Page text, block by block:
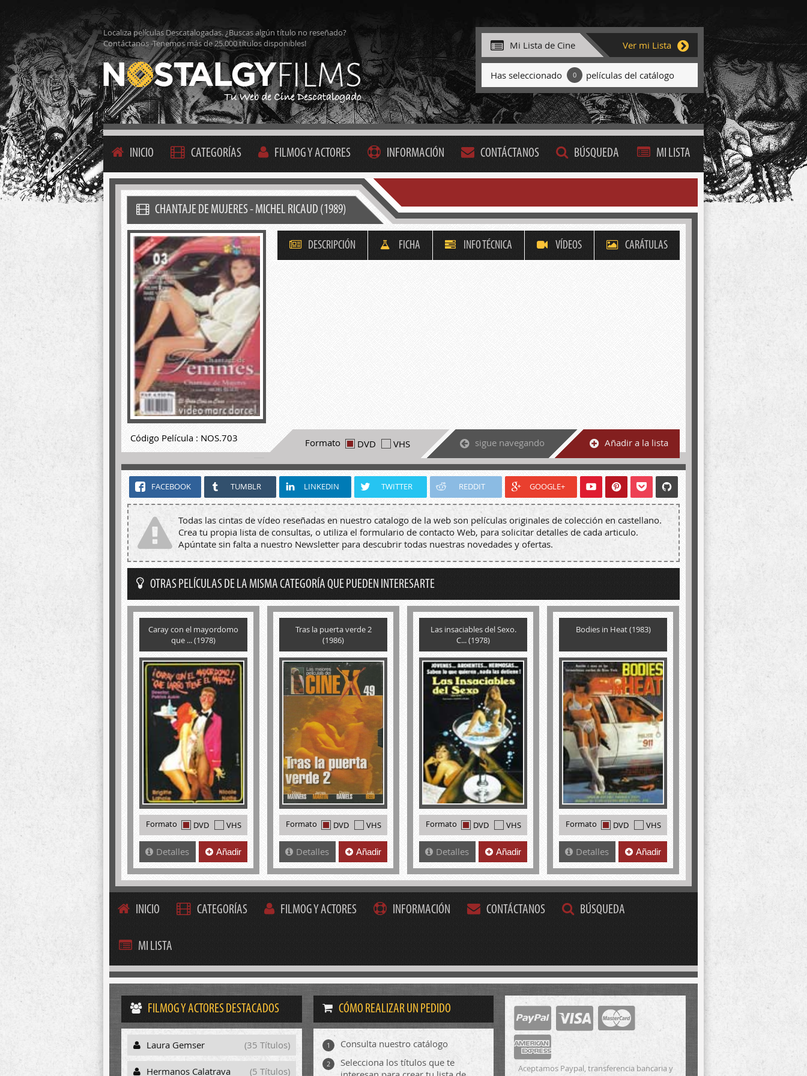
Localiza películas Descatalogadas. ¿Buscas algún título no reseñado?
Contáctanos -Tenemos más de 25.000 títulos disponibles!
Mi Lista de Cine Ver mi Lista
Has seleccionado 0 películas del catálogo
INICIO CATEGORÍAS FILMOG Y ACTORES INFORMACIÓN CONTÁCTANOS BÚSQUEDA MI LISTA
CHANTAJE DE MUJERES - MICHEL RICAUD (1989)
DESCRIPCIÓN FICHA INFO TÉCNICA VÍDEOS CARÁTULAS
Código Película : NOS.703 Formato DVD VHS sigue navegando Añadir a la lista
FACEBOOK TUMBLR LINKEDIN TWITTER REDDIT GOOGLE+
Todas las cintas de vídeo reseñadas en nuestro catalogo de la web son películas originales de colección en castellano.
Crea tu propia lista de consultas, o utiliza el formulario de contacto Web, para solicitar detalles de cada articulo.
Apúntate sin falta a nuestro Newsletter para descubrir todas nuestras novedades y ofertas.
OTRAS PELÍCULAS DE LA MISMA CATEGORÍA QUE PUEDEN INTERESARTE
Caray con el mayordomo
que ... (1978)
Formato DVD VHS
Detalles Añadir
Tras la puerta verde 2
(1986)
Formato DVD VHS
Detalles Añadir
Las insaciables del Sexo.
C... (1978)
Formato DVD VHS
Detalles Añadir
Bodies in Heat (1983)
Formato DVD VHS
Detalles Añadir
INICIO CATEGORÍAS FILMOG Y ACTORES INFORMACIÓN CONTÁCTANOS BÚSQUEDA
MI LISTA
FILMOG Y ACTORES DESTACADOS
Laura Gemser (35 Títulos)
Hermanos Calatrava (5 Títulos)
CÓMO REALIZAR UN PEDIDO
1 Consulta nuestro catálogo
2
Selecciona los títulos que te
Aceptamos Paypal, transferencia bancaria y